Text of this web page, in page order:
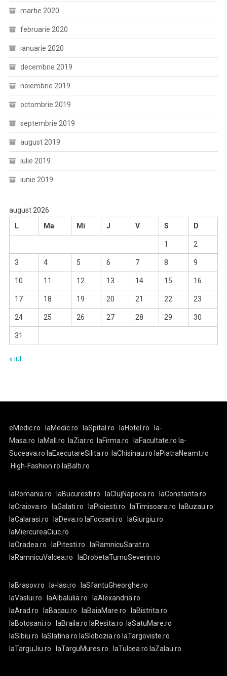
martie 2020
februarie 2020
ianuarie 2020
decembrie 2019
noiembrie 2019
octombrie 2019
septembrie 2019
august 2019
iulie 2019
iunie 2019
august 2026
L
Ma Mi J V S D
1 2
3 4 5 6 7 8 9
10 11 12 13 14 15 16
17 18 19 20 21 22 23
24 25 26 27 28 29 30
31
« iul.
eMedic.ro laMedic.ro laSpital.ro laHotel.ro
la-
Masa.ro
laMall.ro laZiar.ro laFirma.ro laFacultate.ro la-
Suceava.ro laExecutareSilita.ro laChisinau.ro laPiatraNeamt.ro
High-Fashion.ro laBalti.ro
laRomania.ro laBucuresti.ro laClujNapoca.ro
laConstanta.ro
laCraiova.ro
laGalati.ro laPloiesti.ro laTimisoara.ro
laBuzau.ro
laCalarasi.ro
laDeva.ro laFocsani.ro
laGiurgiu.ro
laMiercureaCiuc.ro
laOradea.ro
laPitesti.ro
laRamnicuSarat.ro
laRamnicuValcea.ro
laDrobetaTurnuSeverin.ro
laBrasov.ro la-Iasi.ro
laSfantuGheorghe.ro
laVaslui.ro
laAlbaIulia.ro
laAlexandria.ro
laArad.ro
laBacau.ro laBaiaMare.ro
laBistrita.ro
laBotosani.ro
laBraila.ro laResita.ro
laSatuMare.ro
laSibiu.ro
laSlatina.ro laSlobozia.ro laTargoviste.ro
laTarguJiu.ro
laTarguMures.ro laTulcea.ro laZalau.ro